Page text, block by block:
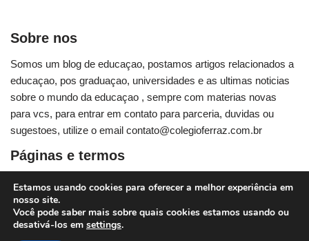
Sobre nos
Somos um blog de educaçao, postamos artigos relacionados a
educaçao, pos graduaçao, universidades e as ultimas noticias
sobre o mundo da educaçao , sempre com materias novas
para vcs, para entrar em contato para parceria, duvidas ou
sugestoes, utilize o email contato@colegioferraz.com.br
Páginas e termos
Contato
Política de privacidade
Termos de uso
Estamos usando cookies para oferecer a melhor experiência em
nosso site.
Você pode saber mais sobre quais cookies estamos usando ou
desativá-los em settings.